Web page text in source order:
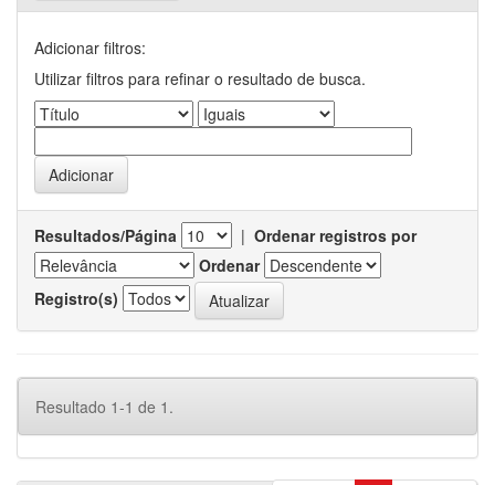
Adicionar filtros:
Utilizar filtros para refinar o resultado de busca.
Resultados/Página | Ordenar registros por
Ordenar
Registro(s)
Resultado 1-1 de 1.